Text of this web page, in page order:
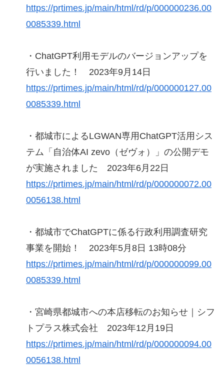
https://prtimes.jp/main/html/rd/p/000000236.00
0085339.html
・ChatGPT利用モデルのバージョンアップを
行いました！ 2023年9月14日
https://prtimes.jp/main/html/rd/p/000000127.00
0085339.html
・都城市によるLGWAN専用ChatGPT活用シス
テム「自治体AI zevo（ゼヴォ）」の公開デモ
が実施されました 2023年6月22日
https://prtimes.jp/main/html/rd/p/000000072.00
0056138.html
・都城市でChatGPTに係る行政利用調査研究
事業を開始！ 2023年5月8日 13時08分
https://prtimes.jp/main/html/rd/p/000000099.00
0085339.html
・宮崎県都城市への本店移転のお知らせ｜シフ
トプラス株式会社 2023年12月19日
https://prtimes.jp/main/html/rd/p/000000094.00
0056138.html